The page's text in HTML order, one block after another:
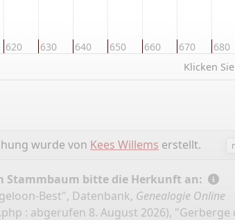
620 630 640 650 660 670 680
Klicken
wurde von Kees Willems erstellt.
Stammbaum bitte die Herkunft an:
Best", Datenbank, Genealogie Online
: abgerufen 8. August 2026), "Gerberge